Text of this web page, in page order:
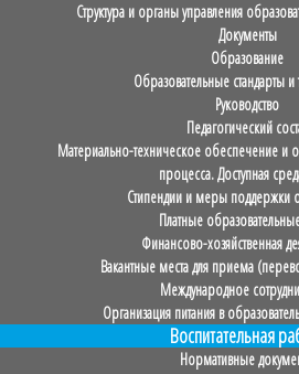
Структура и органы управления
Документы
Образование
Образовательные стандарты
Руководство
Педагогический
Материально-техническое обеспечение и
процесса. Доступная
Стипендии и меры поддержки
Платные
Финансово-хозяйственная
Вакантные места для приема
Международное
Организация питания в
Воспитательная
Нормативные